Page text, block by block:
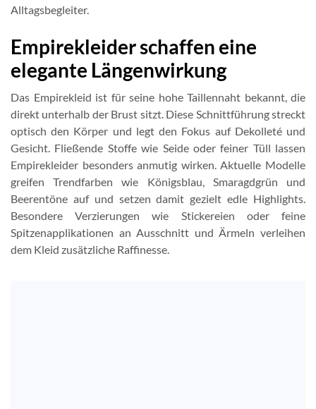
Alltagsbegleiter.
Empirekleider schaffen eine
elegante Längenwirkung
Das Empirekleid ist für seine hohe Taillennaht bekannt, die
direkt unterhalb der Brust sitzt. Diese Schnittführung streckt
optisch den Körper und legt den Fokus auf Dekolleté und
Gesicht. Fließende Stoffe wie Seide oder feiner Tüll lassen
Empirekleider besonders anmutig wirken. Aktuelle Modelle
greifen Trendfarben wie Königsblau, Smaragdgrün und
Beerentöne auf und setzen damit gezielt edle Highlights.
Besondere Verzierungen wie Stickereien oder feine
Spitzenapplikationen an Ausschnitt und Ärmeln verleihen
dem Kleid zusätzliche Raffinesse.